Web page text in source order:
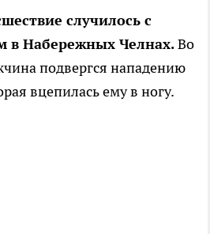
случилось с
в Набережных Челнах.Во
подвергся нападению
вцепилась ему в ногу.